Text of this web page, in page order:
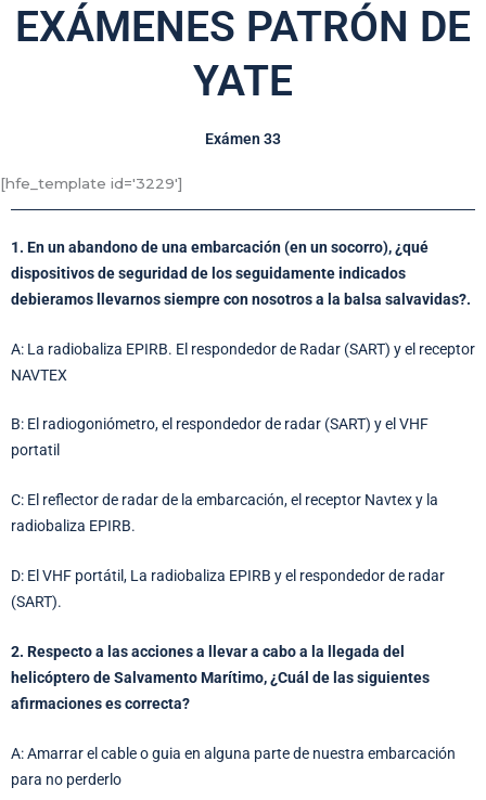
EXÁMENES PATRÓN DE
YATE
Exámen 33
[hfe_template id='3229']
1. En un abandono de una embarcación (en un socorro), ¿qué
dispositivos de seguridad de los seguidamente indicados
debieramos llevarnos siempre con nosotros a la balsa salvavidas?.
A: La radiobaliza EPIRB. El respondedor de Radar (SART) y el receptor
NAVTEX
B: El radiogoniómetro, el respondedor de radar (SART) y el VHF
portatil
C: El reflector de radar de la embarcación, el receptor Navtex y la
radiobaliza EPIRB.
D: El VHF portátil, La radiobaliza EPIRB y el respondedor de radar
(SART).
2. Respecto a las acciones a llevar a cabo a la llegada del
helicóptero de Salvamento Marítimo, ¿Cuál de las siguientes
afirmaciones es correcta?
A: Amarrar el cable o guia en alguna parte de nuestra embarcación
para no perderlo